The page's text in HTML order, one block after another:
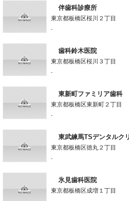
伴歯科診療所
東京都板橋区桜川２丁目
-
歯科鈴木医院
東京都板橋区桜川３丁目
-
東新町ファミリア歯科
東京都板橋区東新町２丁目
-
東武練馬TSデンタルク
東京都板橋区徳丸２丁目
-
氷見歯科医院
東京都板橋区成増１丁目